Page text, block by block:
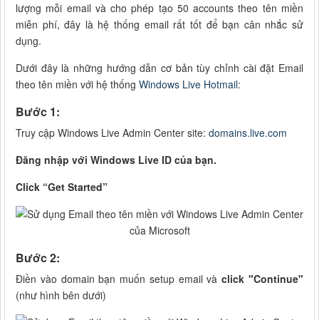
lượng mỗi email và cho phép tạo 50 accounts theo tên miền
miễn phí, đây là hệ thống email rất tốt để bạn cân nhắc sử
dụng.
Dưới đây là những hướng dẫn cơ bản tùy chỉnh cài đặt Email
theo tên miền với hệ thống Windows Live Hotmail:
Bước 1:
Truy cập Windows Live Admin Center site: domains.live.com
Đăng nhập với Windows Live ID của bạn.
Click “Get Started”
Bước 2:
Điền vào domain bạn muốn setup email và click "Continue"
(như hình bên dưới)